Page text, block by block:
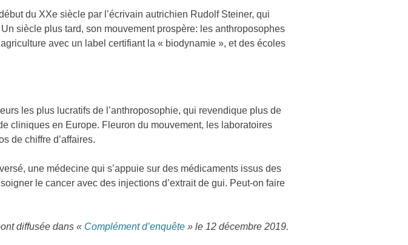
du XXe siècle par l’écrivain autrichien Rudolf Steiner, qui
siècle plus tard, son mouvement prospère: les anthroposophes
avec un label certifiant la « biodynamie », et des écoles
les plus lucratifs de l’anthroposophie, qui revendique plus de
cliniques en Europe. Fleuron du mouvement, les laboratoires
de chiffre d’affaires.
une médecine qui s’appuie sur des médicaments issus des
le cancer avec des injections d’extrait de gui. Peut-on faire
diffusée dans « Complément d’enquête » le 12 décembre 2019.